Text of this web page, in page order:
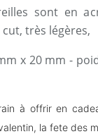
sont en
très légères,
x 20 mm -
à offrir en
la fete des